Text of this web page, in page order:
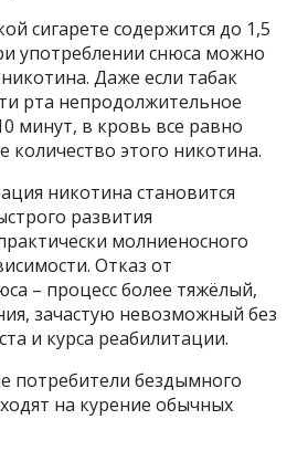
сигарете содержится до 1,5
употреблении снюса можно
Даже если табак
рта непродолжительное
минут, в кровь все равно
количество этого никотина.
никотина становится
развития
молниеносного
Отказ от
– процесс более тяжёлый,
зачастую невозможный без
и курса реабилитации.
потребители бездымного
на курение обычных